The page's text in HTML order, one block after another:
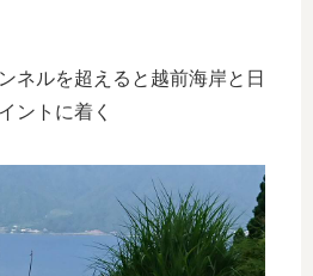
ネルを超えると越前海岸と日
ントに着く